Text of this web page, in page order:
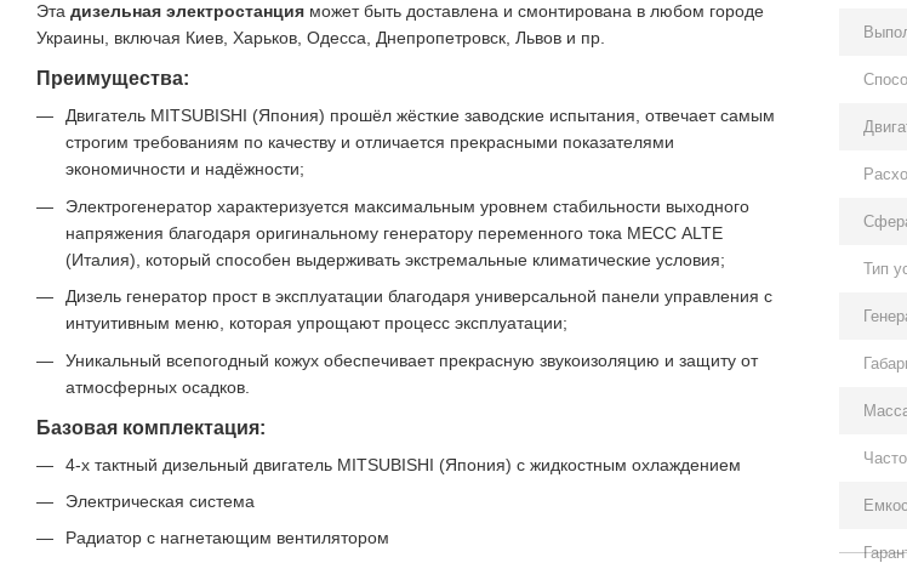
Эта дизельная электростанция может быть доставлена и смонтирована в любом городе
Украины, включая Киев, Харьков, Одесса, Днепропетровск, Львов и пр.
Преимущества:
Двигатель MITSUBISHI (Япония) прошёл жёсткие заводские испытания, отвечает самым
строгим требованиям по качеству и отличается прекрасными показателями
экономичности и надёжности;
Электрогенератор характеризуется максимальным уровнем стабильности выходного
напряжения благодаря оригинальному генератору переменного тока MECC ALTE
(Италия), который способен выдерживать экстремальные климатические условия;
Дизель генератор прост в эксплуатации благодаря универсальной панели управления с
интуитивным меню, которая упрощают процесс эксплуатации;
Уникальный всепогодный кожух обеспечивает прекрасную звукоизоляцию и защиту от
атмосферных осадков.
Базовая комплектация:
4-х тактный дизельный двигатель MITSUBISHI (Япония) с жидкостным охлаждением
Электрическая система
Радиатор с нагнетающим вентилятором
Тип